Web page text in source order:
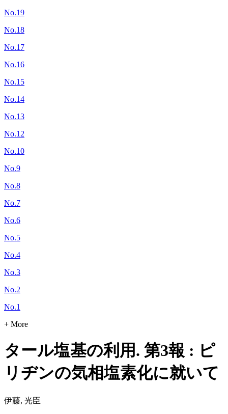
No.19
No.18
No.17
No.16
No.15
No.14
No.13
No.12
No.10
No.9
No.8
No.7
No.6
No.5
No.4
No.3
No.2
No.1
+ More
タール塩基の利用. 第3報 : ピ
リヂンの気相塩素化に就いて
伊藤, 光臣